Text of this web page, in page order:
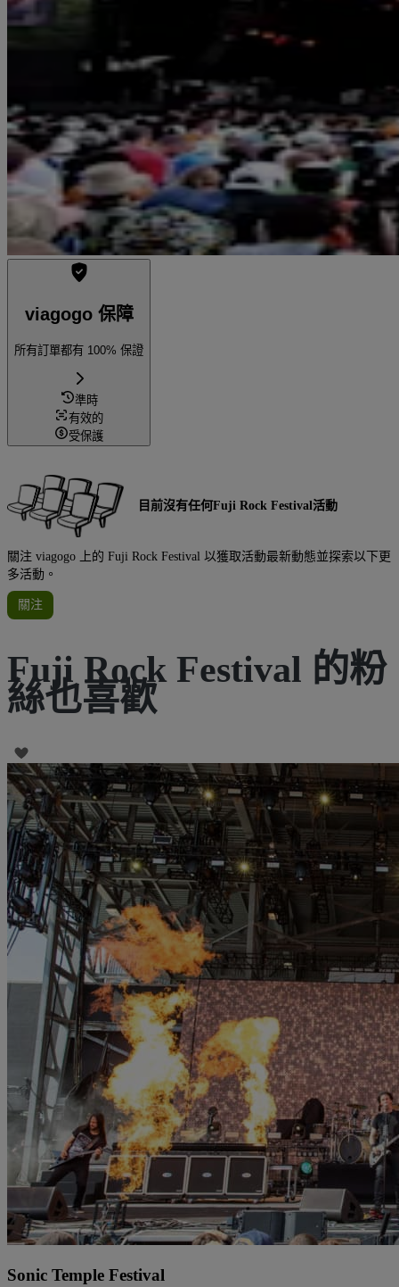
viagogo 保障
所有訂單都有 100% 保證
準時
有效的
受保護
目前沒有任何Fuji Rock Festival活動
關注 viagogo 上的 Fuji Rock Festival 以獲取活動最新動態並探索以下更
多活動。
關注
Fuji Rock Festival 的粉
絲也喜歡
Sonic Temple Festival